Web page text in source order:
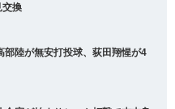
交換
部陸が無安打投球、荻田翔惺が4